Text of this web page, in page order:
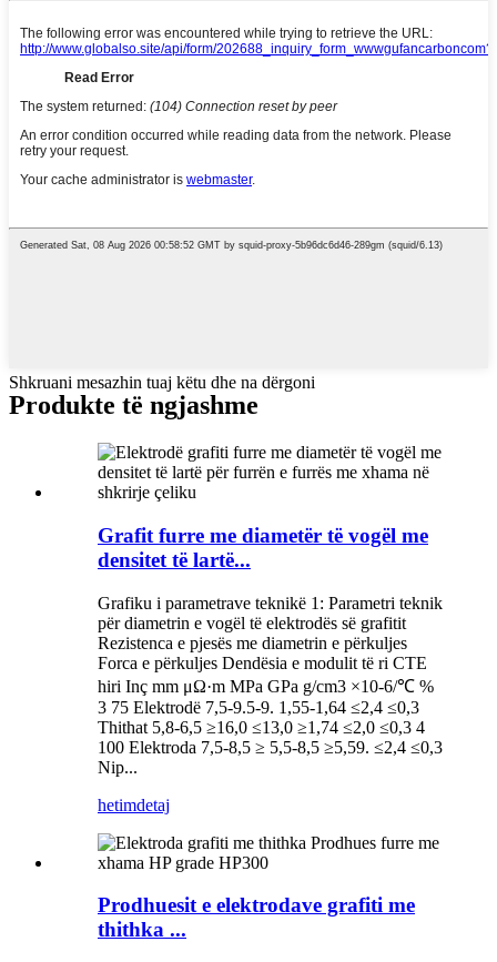
Shkruani mesazhin tuaj këtu dhe na dërgoni
Produkte të ngjashme
Grafit furre me diametër të vogël me
densitet të lartë...
Grafiku i parametrave teknikë 1: Parametri teknik
për diametrin e vogël të elektrodës së grafitit
Rezistenca e pjesës me diametrin e përkuljes
Forca e përkuljes Dendësia e modulit të ri CTE
hiri Inç mm μΩ·m MPa GPa g/cm3 ×10-6/℃ %
3 75 Elektrodë 7,5-9.5-9. 1,55-1,64 ≤2,4 ≤0,3
Thithat 5,8-6,5 ≥16,0 ≤13,0 ≥1,74 ≤2,0 ≤0,3 4
100 Elektroda 7,5-8,5 ≥ 5,5-8,5 ≥5,59. ≤2,4 ≤0,3
Nip...
hetimdetaj
Prodhuesit e elektrodave grafiti me
thithka ...